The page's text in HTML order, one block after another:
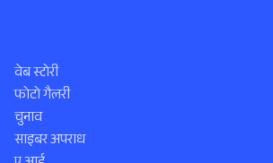
वेब स्टोरी
फोटो गैलरी
चुनाव
साइबर अपराध